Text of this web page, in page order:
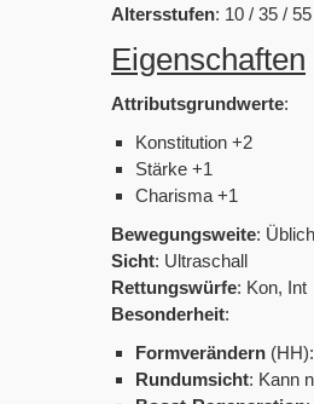
Altersstufen: 10 / 35 /
Eigenschaften
Attributsgrundwerte:
Konstitution +2
Stärke +1
Charisma +1
Bewegungsweite:
Sicht: Ultraschall
Rettungswürfe: Kon, Int
Besonderheit:
Formverändern
Rundumsicht: Kann